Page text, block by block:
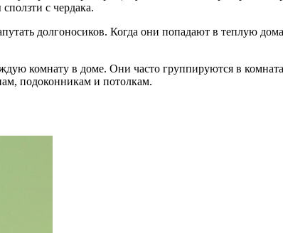
с чердака.
долгоносиков. Когда они попадают в теплую
комнату в доме. Они часто группируются в
подоконникам и потолкам.